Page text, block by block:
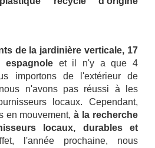
de la jardinière verticale, 17
et il n'y a que 4
importons de l'extérieur de
n'avons pas réussi à les
locaux. Cependant,
en mouvement, à la recherche
locaux, durables et
l'année prochaine, nous